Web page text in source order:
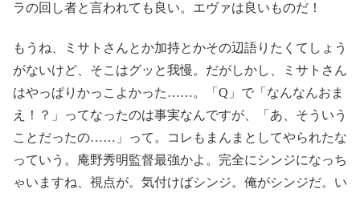
ラの回し者と言われても良い。エヴァは良いものだ！
もうね、ミサトさんとか加持とかその辺語りたくてしょう
がないけど、そこはグッと我慢。だがしかし、ミサトさん
はやっぱりかっこよかった……。「Q」で「なんなんおま
え！？」ってなったのは事実なんですが、「あ、そういう
ことだったの……」って。コレもまんまとしてやられたな
っていう。庵野秀明監督最強かよ。完全にシンジになっち
ゃいますね、視点が。気付けばシンジ。俺がシンジだ。い